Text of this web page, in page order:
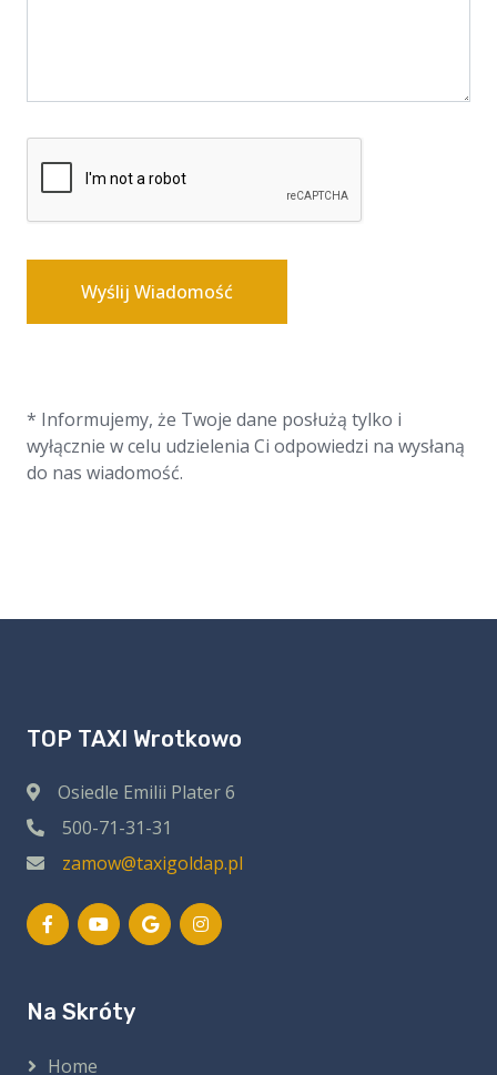
Wyślij Wiadomość
* Informujemy, że Twoje dane posłużą tylko i
wyłącznie w celu udzielenia Ci odpowiedzi na wysłaną
do nas wiadomość.
TOP TAXI Wrotkowo
Osiedle Emilii Plater 6
500-71-31-31
zamow@taxigoldap.pl
Na Skróty
Home